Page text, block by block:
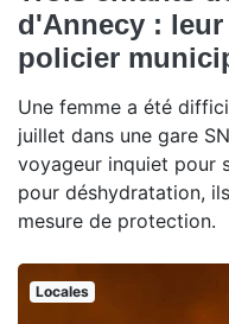
d'Annecy :
policier
Une femme a été
juillet dans une gare
voyageur inquiet pour
pour déshydratation,
mesure de protection.
Locales